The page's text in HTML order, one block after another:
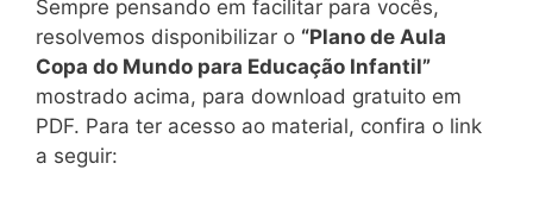
Sempre pensando em facilitar para vocês,
resolvemos disponibilizar o “Plano de Aula
Copa do Mundo para Educação Infantil”
mostrado acima, para download gratuito em
PDF. Para ter acesso ao material, confira o link
a seguir: